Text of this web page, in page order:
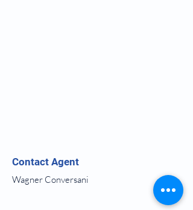
Contact Agent
Wagner Conversani